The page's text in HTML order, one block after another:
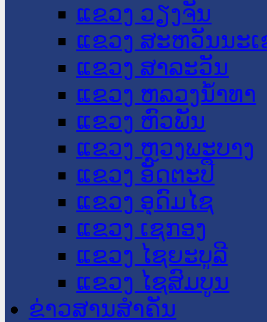
ແຂວງ ວຽງຈັນ
ແຂວງ ສະຫວັນນະ
ແຂວງ ສາລະວັນ
ແຂວງ ຫລວງນໍ້າທາ
ແຂວງ ຫົວພັນ
ແຂວງ ຫຼວງພະບາງ
ແຂວງ ອັດຕະປື
ແຂວງ ອຸດົມໄຊ
ແຂວງ ເຊກອງ
ແຂວງ ໄຊຍະບູລີ
ແຂວງ ໄຊສົມບູນ
ຂ່າວສານສໍາຄັນ